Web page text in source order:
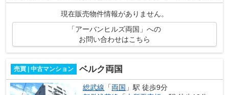
現在販売物件情報がありません。
「アーバンヒルズ両国」への
お問い合わせはこちら
売買 | 中古マンション ベルク両国
総武線 「両国 」駅 徒歩9分